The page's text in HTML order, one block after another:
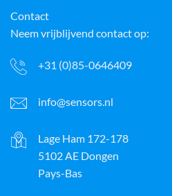
Contact
Neem vrijblijvend contact op:
+31 (0)85-0646409
info@sensors.nl
Lage Ham 172-178
5102 AE Dongen
Pays-Bas